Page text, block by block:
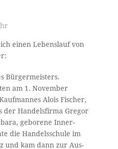
einen Lebenslauf von
Bürgermeisters.
am 1. November
Alois Fischer,
der Handelsfirma Gregor
geborene Inner­-
die Handelsschule im
und kam dann zur Aus­-